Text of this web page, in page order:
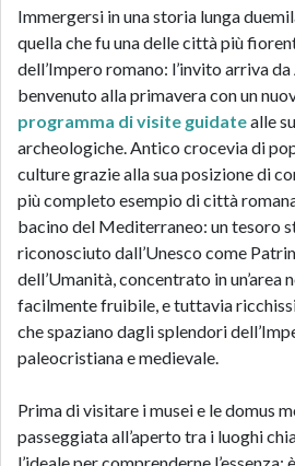
Immergersi in una storia lunga
quella che fu una delle città più
dell’Impero romano: l’invito arriva
benvenuto alla primavera con un
programma di visite guidatealle
archeologiche. Antico crocevia di
culture grazie alla sua posizione di
più completo esempio di città
bacino del Mediterraneo: un tesoro
riconosciuto dall’Unesco come
dell’Umanità, concentrato in un’area
facilmente fruibile, e tuttavia
che spaziano dagli splendori
paleocristiana e medievale.
Prima di visitare i musei e le domus
passeggiata all’aperto tra i luoghi